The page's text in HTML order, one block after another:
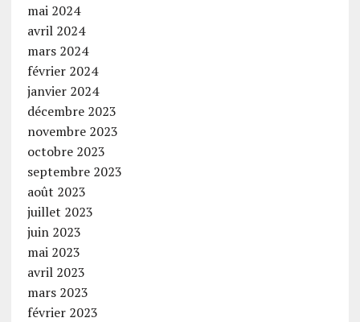
mai 2024
avril 2024
mars 2024
février 2024
janvier 2024
décembre 2023
novembre 2023
octobre 2023
septembre 2023
août 2023
juillet 2023
juin 2023
mai 2023
avril 2023
mars 2023
février 2023